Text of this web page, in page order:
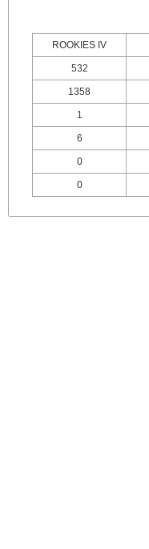
ROOKIES IV
532
1358
1
6
0
0